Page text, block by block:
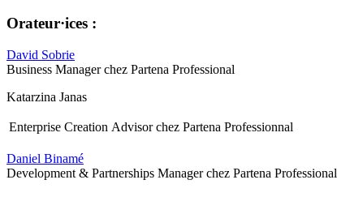
Orateur·ices :
David Sobrie
Business Manager chez Partena Professional
Katarzina Janas
Enterprise Creation Advisor chez Partena Professionnal
Daniel Binamé
Development & Partnerships Manager chez Partena Professional